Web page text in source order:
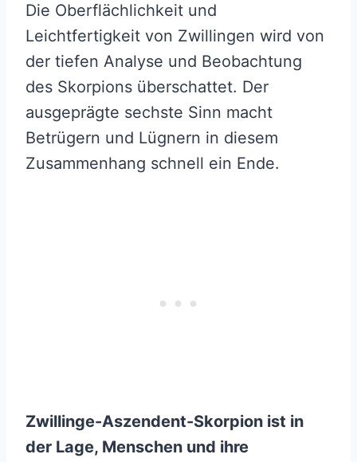
Die Oberflächlichkeit und
Leichtfertigkeit von Zwillingen wird von
der tiefen Analyse und Beobachtung
des Skorpions überschattet. Der
ausgeprägte sechste Sinn macht
Betrügern und Lügnern in diesem
Zusammenhang schnell ein Ende.
Zwillinge-Aszendent-Skorpion ist in
der Lage, Menschen und ihre